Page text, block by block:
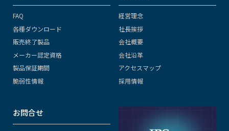
FAQ
各種ダウンロード
販売終了製品
メーカー認定資格
製品保証期間
脆弱性情報
経営理念
社長挨拶
会社概要
会社沿革
アクセスマップ
採用情報
お問合せ